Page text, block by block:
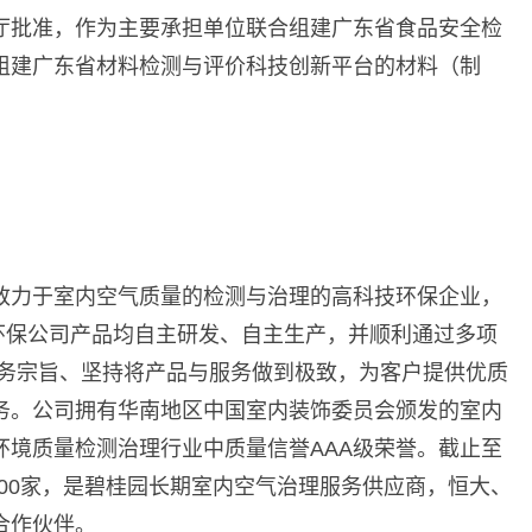
准，作为主要承担单位联合组建广东省食品安全检
广东省材料检测与评价科技创新平台的材料（制
于室内空气质量的检测与治理的高科技环保企业，
公司产品均自主研发、自主生产，并顺利通过多项
宗旨、坚持将产品与服务做到极致，为客户提供优质
公司拥有华南地区中国室内装饰委员会颁发的室内
质量检测治理行业中质量信誉AAA级荣誉。截止至
家，是碧桂园长期室内空气治理服务供应商，恒大、
伙伴。